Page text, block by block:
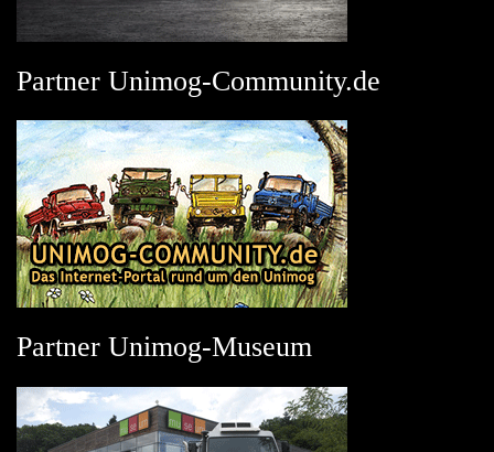
Partner Unimog-Community.de
Partner Unimog-Museum